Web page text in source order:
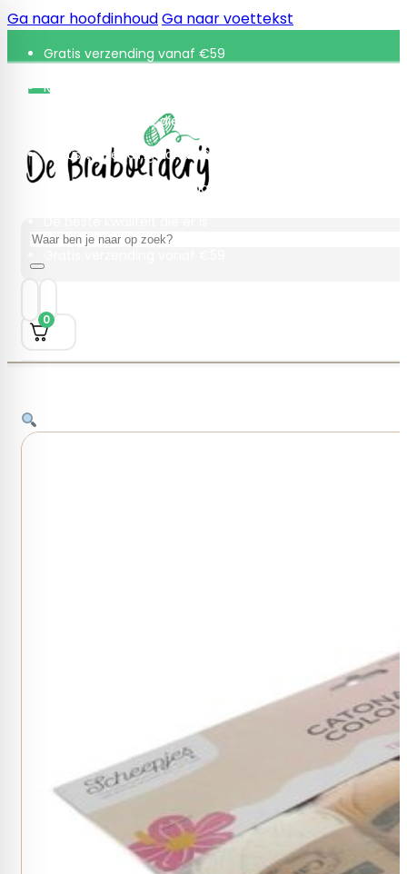
Ga naar hoofdinhoudGa naar voettekst
Gratis verzending vanaf €59
Retourneren binnen 30 dagen
De beste kwaliteit die er is
Gratis verzending vanaf €59
Retourneren binnen 30 dagen
Zoeken
0